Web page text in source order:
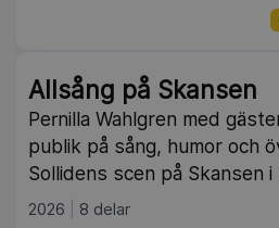
Allsång på Skansen
Pernilla Wahlgren med
publik på sång, humor och
Sollidens scen på Skansen i
2026 8 delar